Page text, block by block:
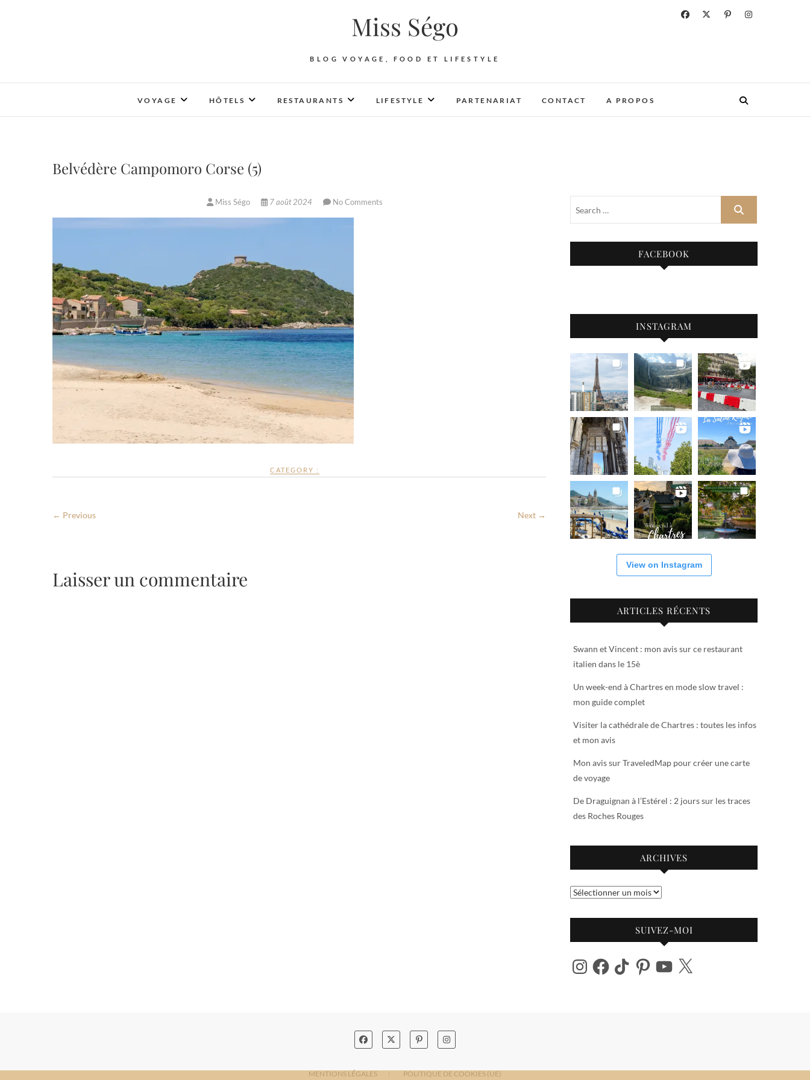
Miss Ségo
BLOG VOYAGE, FOOD ET LIFESTYLE
VOYAGE HÔTELS RESTAURANTS LIFESTYLE PARTENARIAT CONTACT A PROPOS
Belvédère Campomoro Corse (5)
Miss Ségo 7 août 2024 No Comments
CATEGORY :
← Previous Next →
Laisser un commentaire
FACEBOOK
INSTAGRAM
View on Instagram
ARTICLES RÉCENTS
Swann et Vincent : mon avis sur ce restaurant
italien dans le 15è
Un week-end à Chartres en mode slow travel :
mon guide complet
Visiter la cathédrale de Chartres : toutes les infos
et mon avis
Mon avis sur TraveledMap pour créer une carte
de voyage
De Draguignan à l’Estérel : 2 jours sur les traces
des Roches Rouges
ARCHIVES
Archives
SUIVEZ-MOI
InstagramFacebook
TikTok PinterestYouTube
X
MENTIONS LÉGALES POLITIQUE DE COOKIES (UE)